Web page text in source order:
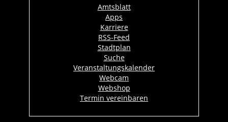
Amtsblatt
Apps
Karriere
RSS-Feed
Stadtplan
Suche
Veranstaltungskalender
Webcam
Webshop
Termin vereinbaren